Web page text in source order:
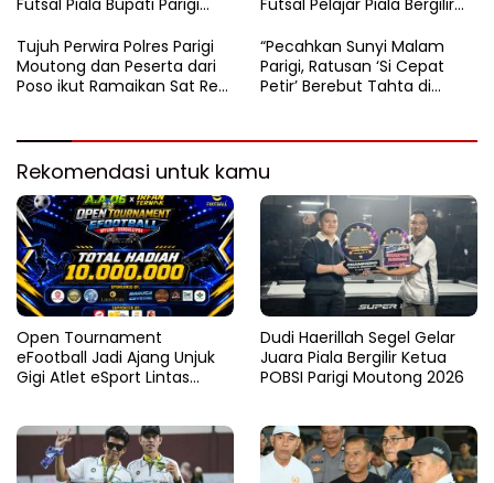
Ditutup
Juta
Tujuh Perwira Polres Parigi
Moutong dan Peserta dari
Poso ikut Ramaikan Sat Res
“Pecahkan Sunyi Malam
Parigi, Ratusan ‘Si Cepat
Petir’ Berebut Tahta di
Rekomendasi untuk kamu
Open Tournament
eFootball Jadi Ajang Unjuk
Gigi Atlet eSport Lintas
Dudi Haerillah Segel Gelar
Juara Piala Bergilir Ketua
POBSI Parigi Moutong 2026